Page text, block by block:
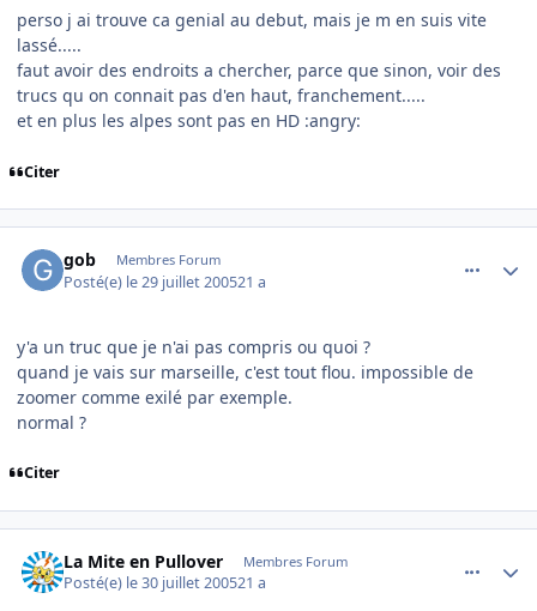
perso j ai trouve ca genial au debut, mais je m en suis vite
lassé.....
faut avoir des endroits a chercher, parce que sinon, voir des
trucs qu on connait pas d'en haut, franchement.....
et en plus les alpes sont pas en HD :angry:
Citer
gob Membres Forum
Posté(e) le 29 juillet 200521 a
y'a un truc que je n'ai pas compris ou quoi ?
quand je vais sur marseille, c'est tout flou. impossible de
zoomer comme exilé par exemple.
normal ?
Citer
La Mite en Pullover Membres Forum
Posté(e) le 30 juillet 200521 a